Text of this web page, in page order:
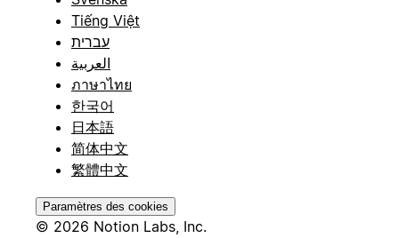
Tiếng Việt
עברית
العربية
ภาษาไทย
한국어
日本語
简体中文
繁體中文
Paramètres des cookies
© 2026 Notion Labs, Inc.